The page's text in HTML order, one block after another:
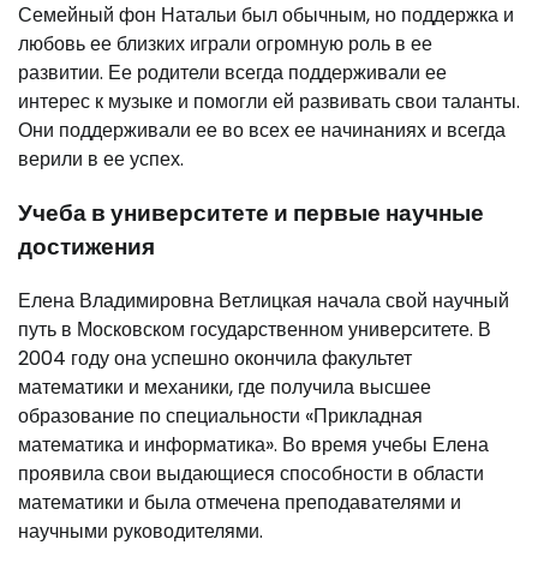
Семейный фон Натальи был обычным, но поддержка и
любовь ее близких играли огромную роль в ее
развитии. Ее родители всегда поддерживали ее
интерес к музыке и помогли ей развивать свои таланты.
Они поддерживали ее во всех ее начинаниях и всегда
верили в ее успех.
Учеба в университете и первые научные
достижения
Елена Владимировна Ветлицкая начала свой научный
путь в Московском государственном университете. В
2004 году она успешно окончила факультет
математики и механики, где получила высшее
образование по специальности «Прикладная
математика и информатика». Во время учебы Елена
проявила свои выдающиеся способности в области
математики и была отмечена преподавателями и
научными руководителями.